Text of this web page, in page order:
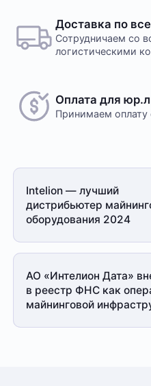
Доставка по
Сотрудничаем со
логистическими
Оплата для
Принимаем оплату
Intelion — лучший
дистрибьютер
оборудования 2024
АО «Интелион Дата»
в реестр ФНС как
майнинговой